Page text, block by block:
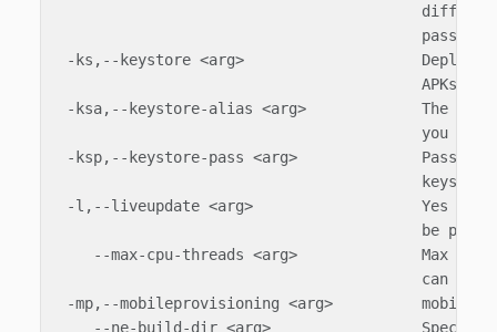
-ks,--keystore <arg>
APKs
-ksa,--keystore-alias <arg>             The
you
-ksp,--keystore-pass <arg>              Password
-l,--liveupdate <arg>                   Yes if
be
--max-cpu-threads <arg>              Max
                                         can use
-mp,--mobileprovisioning <arg>
--ne-build-dir <arg>                 Specify